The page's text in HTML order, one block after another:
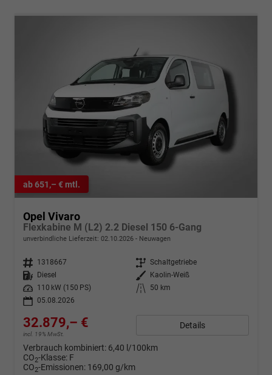
ab 651,– € mtl.
Opel Vivaro
Flexkabine M (L2) 2.2 Diesel 150 6-Gang
unverbindliche Lieferzeit: 02.10.2026 Neuwagen
Fahrzeugnr. 1318667 Getriebe Schaltgetriebe
Kraftstoff
Diesel Außenfarbe
Kaolin-Weiß
Leistung
110 kW (150 PS) Kilometerstand
50 km
05.08.2026
32.879,– €
incl. 19% MwSt.
Details
Verbrauch kombiniert: 6,40 l/100km
CO2-Klasse: F
CO2-Emissionen: 169,00 g/km